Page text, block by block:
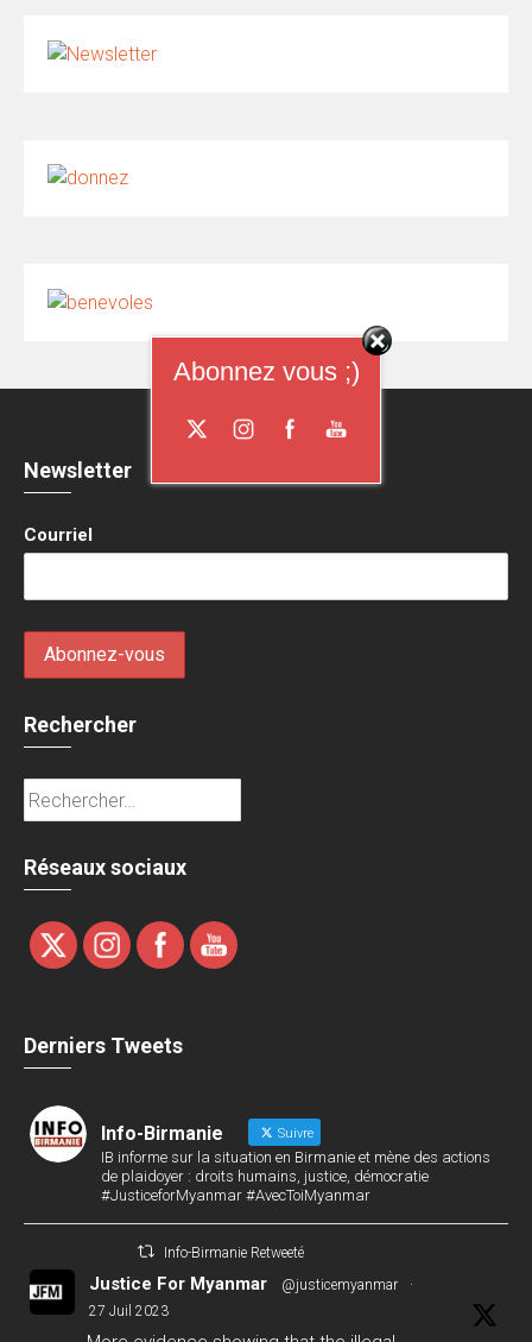
Newsletter
Courriel
Rechercher
Rechercher :
Réseaux sociaux
Derniers Tweets
Info-Birmanie Suivre
IB informe sur la situation en Birmanie et mène des actions
de plaidoyer : droits humains, justice, démocratie
#JusticeforMyanmar #AvecToiMyanmar
Info-Birmanie Retweeté
Justice For Myanmar @justicemyanmar
·
27 Juil 2023
Abonnez vous ;)